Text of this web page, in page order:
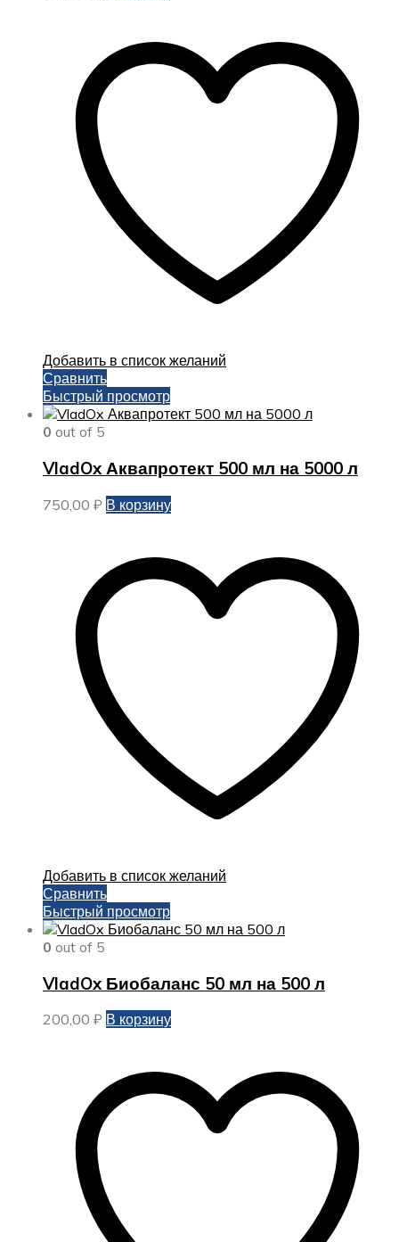
Добавить в список желаний
Сравнить
Быстрый просмотр
0 out of 5
VladOx Аквапротект 500 мл на 5000 л
750,00 ₽ В корзину
Добавить в список желаний
Сравнить
Быстрый просмотр
0 out of 5
VladOx Биобаланс 50 мл на 500 л
200,00 ₽ В корзину